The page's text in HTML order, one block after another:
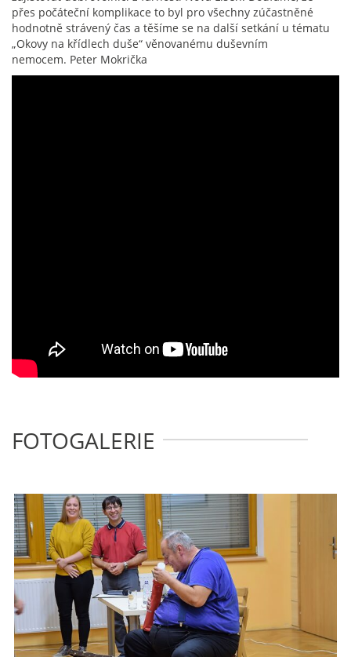
přes počáteční komplikace to byl pro všechny zúčastněné
hodnotně strávený čas a těšíme se na další setkání u tématu
„Okovy na křídlech duše“ věnovanému duševním
nemocem. Peter Mokrička
FOTOGALERIE